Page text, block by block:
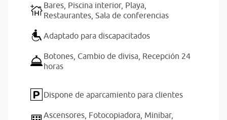
Bares, Piscina interior, Playa,
Restaurantes, Sala de conferencias
Adaptado para discapacitados
Botones, Cambio de divisa, Recepción 24
horas
Dispone de aparcamiento para clientes
Ascensores, Fotocopiadora, Minibar,